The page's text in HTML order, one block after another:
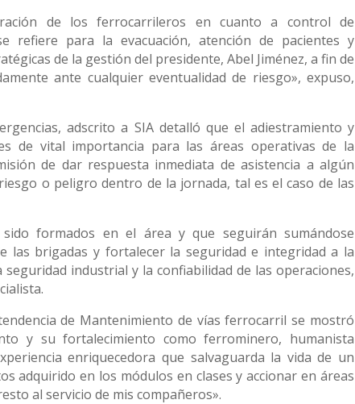
de los ferrocarrileros en cuanto a control de
refiere para la evacuación, atención de pacientes y
de la gestión del presidente, Abel Jiménez, a fin de
ante cualquier eventualidad de riesgo», expuso,
adscrito a SIA detalló que el adiestramiento y
de vital importancia para las áreas operativas de la
de dar respuesta inmediata de asistencia a algún
o peligro dentro de la jornada, tal es el caso de las
formados en el área y que seguirán sumándose
las brigadas y fortalecer la seguridad e integridad a la
industrial y la confiabilidad de las operaciones,
de Mantenimiento de vías ferrocarril se mostró
y su fortalecimiento como ferrominero, humanista
enriquecedora que salvaguarda la vida de un
adquirido en los módulos en clases y accionar en áreas
al servicio de mis compañeros».